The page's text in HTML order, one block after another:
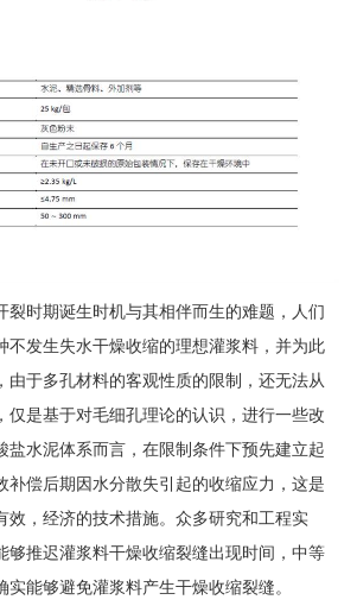
裂时期诞生时机与其相伴而生的难题，人们
不发生失水干燥收缩的理想灌浆料，并为此
由于多孔材料的客观性质的限制，还无法从
仅是基于对毛细孔理论的认识，进行一些改
盐水泥体系而言，在限制条件下预先建立起
补偿后期因水分散失引起的收缩应力，这是
效，经济的技术措施。众多研究和工程实
够推迟灌浆料干燥收缩裂缝出现时间，中等
能够避免灌浆料产生干燥收缩裂缝。